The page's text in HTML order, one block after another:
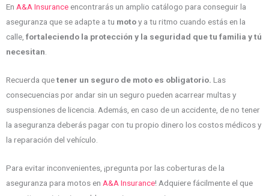
En A&A Insurance encontrarás un amplio catálogo para conseguir la
aseguranza que se adapte a tu motoy a tu ritmo cuando estás en la
calle, fortaleciendo la protección y la seguridad que tu familia y tú
necesitan
Recuerda quetener un seguro de moto es obligatorio. Las
consecuencias por andar sin un seguro pueden acarrear multas y
suspensiones de licencia. Además, en caso de un accidente, de no tener
la aseguranza deberás pagar con tu propio dinero los costos médicos y
la reparación del vehículo.
Para evitar inconvenientes, ¡pregunta por las coberturas de la
aseguranza para motos en A&A Insurance! Adquiere fácilmente el que